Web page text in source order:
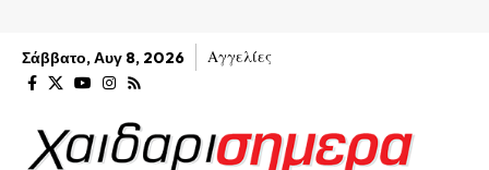
Σάββατο, Αυγ 8, 2026 Αγγελίες